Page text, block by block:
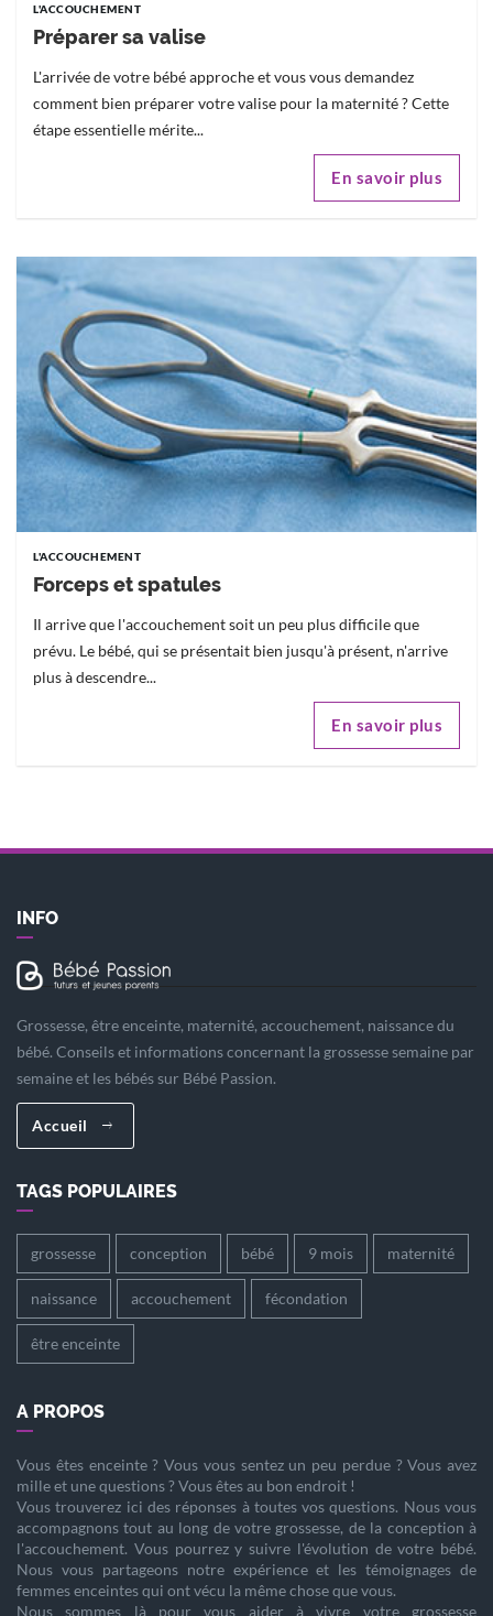
L'ACCOUCHEMENT
Préparer sa valise
L'arrivée de votre bébé approche et vous vous demandez
comment bien préparer votre valise pour la maternité ? Cette
étape essentielle mérite...
En savoir plus
L'ACCOUCHEMENT
Forceps et spatules
Il arrive que l'accouchement soit un peu plus difficile que
prévu. Le bébé, qui se présentait bien jusqu'à présent, n'arrive
plus à descendre...
En savoir plus
INFO
Grossesse, être enceinte, maternité, accouchement, naissance du
bébé. Conseils et informations concernant la grossesse semaine par
semaine et les bébés sur Bébé Passion.
Accueil
TAGS POPULAIRES
grossesse conception bébé 9 mois maternité
naissance accouchement fécondation
être enceinte
A PROPOS
Vous êtes enceinte? Vous vous sentez un peu perdue ? Vous avez
mille et une questions ? Vous êtes au bon endroit !
Vous trouverez ici des réponses à toutes vos questions. Nous vous
accompagnons tout au long de votre grossesse, de la conception à
l'accouchement. Vous pourrez y suivre l'évolution de votre bébé.
Nous vous partageons notre expérience et les témoignages de
femmes enceintes qui ont vécu la même chose que vous.
Nous sommes là pour vous aider à vivre votre grossesse